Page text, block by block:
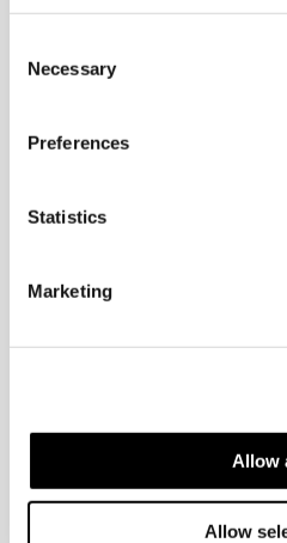
Selection
Necessary
Preferences
Statistics
Marketing
Allow
Allow